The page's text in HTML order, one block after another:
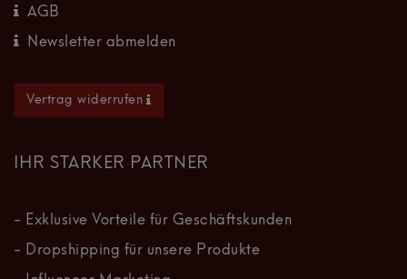
AGB
Newsletter abmelden
Vertrag widerrufen
IHR STARKER PARTNER
- Exklusive Vorteile für Geschäftskunden
- Dropshipping für unsere Produkte